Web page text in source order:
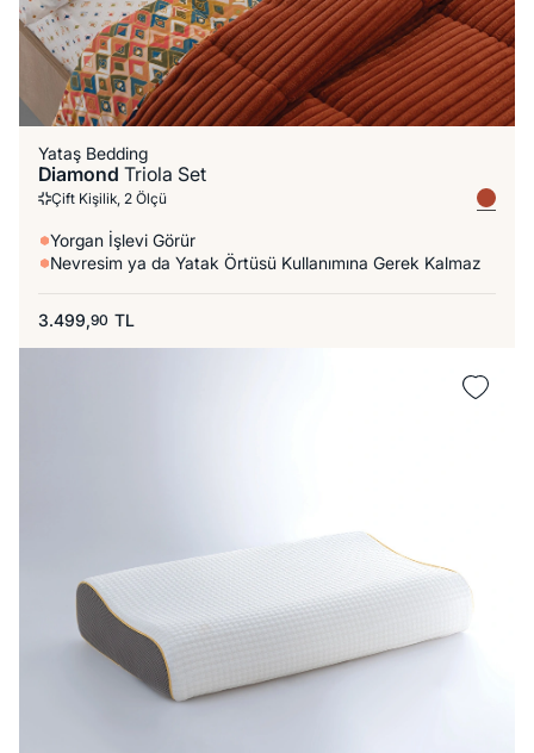
Yataş Bedding
Diamond Triola Set
Çift Kişilik, 2 Ölçü
Yorgan İşlevi Görür
Nevresim ya da Yatak Örtüsü Kullanımına Gerek Kalmaz
3.499,90 TL